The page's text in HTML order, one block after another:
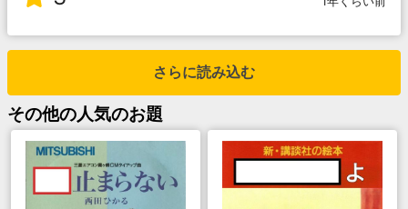
さらに読み込む
その他の人気のお題